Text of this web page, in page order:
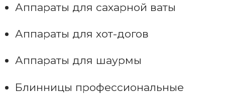
Аппараты для сахарной ваты
Аппараты для хот-догов
Аппараты для шаурмы
Блинницы профессиональные